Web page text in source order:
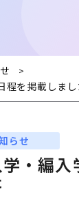
>
程を掲載しまし
らせ
・編入